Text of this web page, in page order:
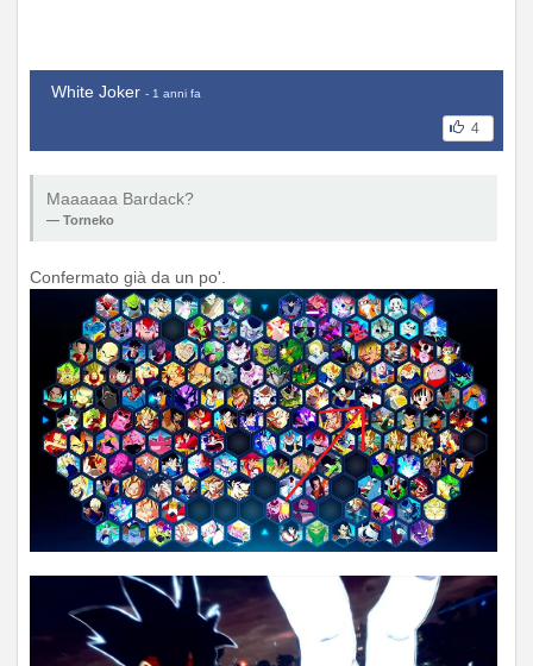
White Joker - 1 anni fa
4
Maaaaaa Bardack?
Torneko
Confermato già da un po'.